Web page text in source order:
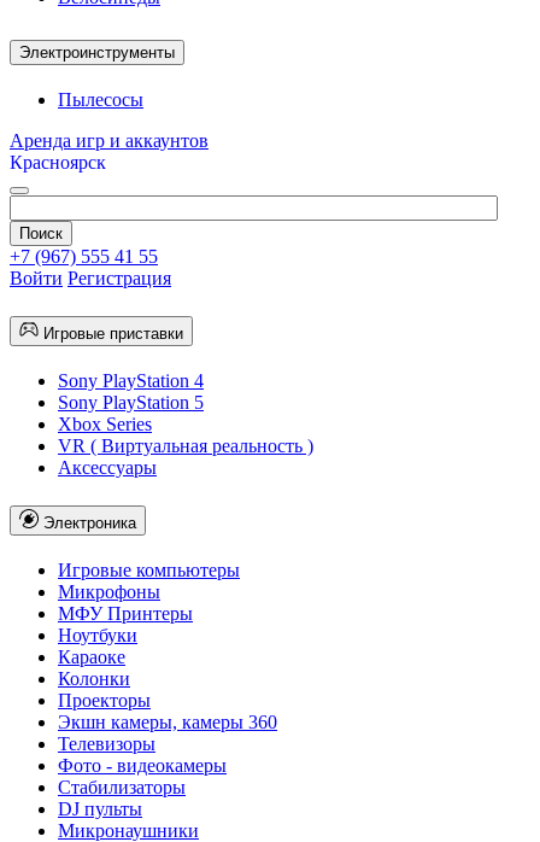
Электроинструменты
Пылесосы
Аренда игр и аккаунтов
Красноярск
+7 (967) 555 41 55
Войти Регистрация
Игровые приставки
Sony PlayStation 4
Sony PlayStation 5
Xbox Series
VR ( Виртуальная реальность )
Аксессуары
Электроника
Игровые компьютеры
Микрофоны
МФУ Принтеры
Ноутбуки
Караоке
Колонки
Проекторы
Экшн камеры, камеры 360
Телевизоры
Фото - видеокамеры
Стабилизаторы
DJ пульты
Микронаушники